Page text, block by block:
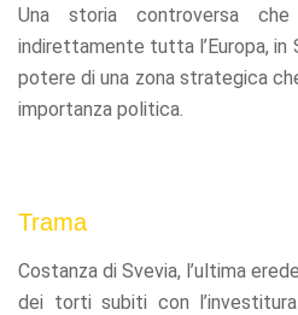
Una storia controversa
indirettamente tutta l’Europa, in
potere di una zona strategica
importanza politica.
Trama
Costanza di Svevia, l’ultima
dei torti subiti con
By sharing
your
interests
and
behavior as
you visit our
seeing
content and